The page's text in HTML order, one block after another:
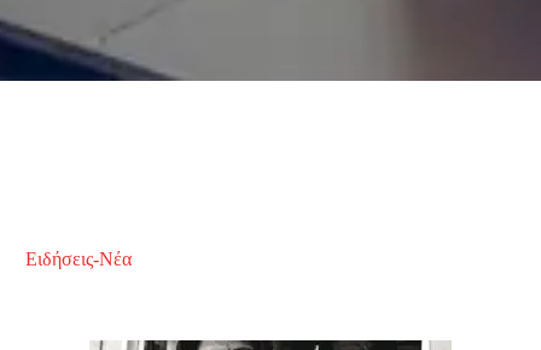
Ειδήσεις-Νέα